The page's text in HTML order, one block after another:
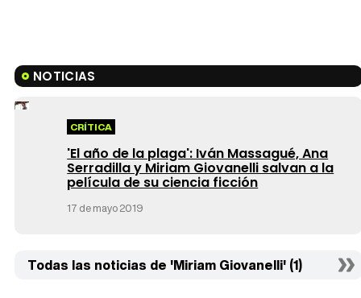
NOTICIAS
CRÍTICA
'El año de la plaga': Iván Massagué, Ana
Serradilla y Miriam Giovanelli salvan a la
película de su ciencia ficción
17 de mayo 2019
Todas las noticias de 'Miriam Giovanelli' (1)